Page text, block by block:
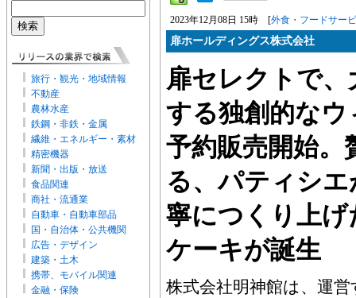
旅行・観光・地域情報
不動産
農林水産
鉄鋼・非鉄・金属
繊維・エネルギー・素材
精密機器
新聞・出版・放送
食品関連
商社・流通業
自動車・自動車部品
国・自治体・公共機関
広告・デザイン
建築・土木
携帯、モバイル関連
金融・保険
2023年12月08日 15時 [外食・フードサー
扉ホールディングス株式会社
扉セレクトで
する独創的な
予約販売開始。
る、パティシ
寧につくり上
ケーキが誕生
株式会社明神館は、運